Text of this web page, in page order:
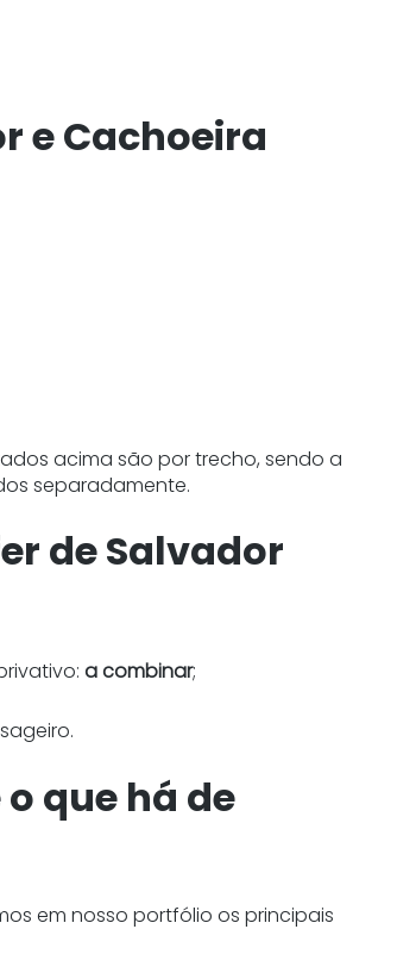
e Cachoeira
acima são por trecho, sendo a
separadamente.
de Salvador
a combinar;
que há de
em nosso portfólio os principais